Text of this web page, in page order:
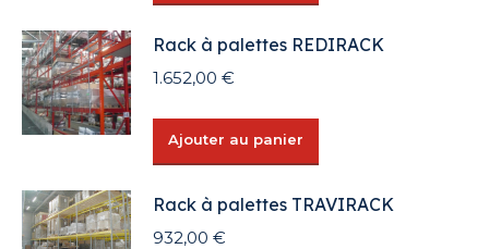
Rack à palettes REDIRACK
1.652,00 €
Ajouter au panier
Rack à palettes TRAVIRACK
932,00 €